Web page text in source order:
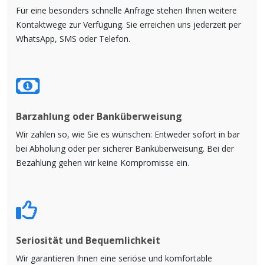
Für eine besonders schnelle Anfrage stehen Ihnen weitere
Kontaktwege zur Verfügung. Sie erreichen uns jederzeit per
WhatsApp, SMS oder Telefon.
Barzahlung oder Banküberweisung
Wir zahlen so, wie Sie es wünschen: Entweder sofort in bar
bei Abholung oder per sicherer Banküberweisung. Bei der
Bezahlung gehen wir keine Kompromisse ein.
Seriosität und Bequemlichkeit
Wir garantieren Ihnen eine seriöse und komfortable